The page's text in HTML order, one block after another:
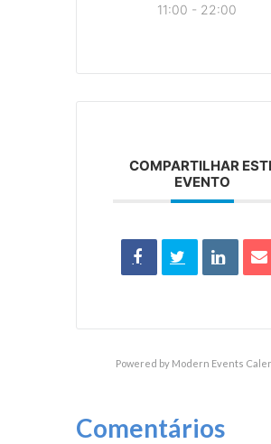
11:00 - 22:00
COMPARTILHAR
EVENTO
Powered by Modern Events
Comentários